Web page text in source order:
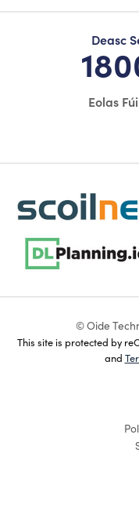
Deasc
Eolas
scoilnet-footer-logo3
dlplanning-footer-
© Oide
This site is protected by
and